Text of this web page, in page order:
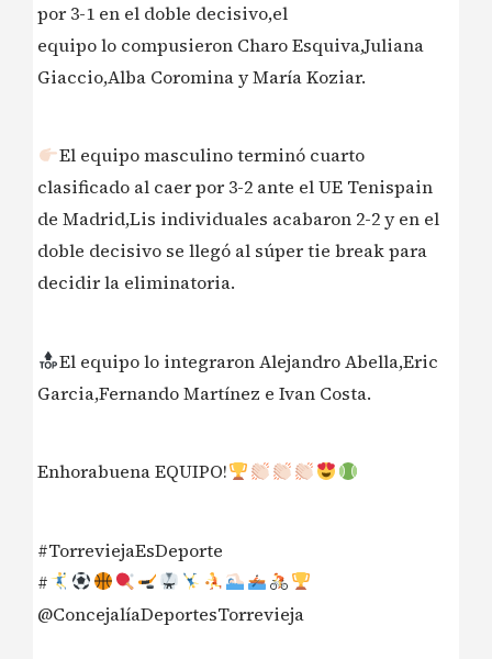
por 3-1 en el doble decisivo,el
equipo lo compusieron Charo Esquiva,Juliana
Giaccio,Alba Coromina y María Koziar.
El equipo masculino terminó cuarto
clasificado al caer por 3-2 ante el UE Tenispain
de Madrid,Lis individuales acabaron 2-2 y en el
doble decisivo se llegó al súper tie break para
decidir la eliminatoria.
El equipo lo integraron Alejandro Abella,Eric
Garcia,Fernando Martínez e Ivan Costa.
Enhorabuena EQUIPO!
#TorreviejaEsDeporte
#
@ConcejalíaDeportesTorrevieja